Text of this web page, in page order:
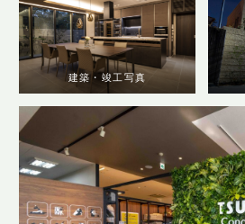
建築・竣工写真